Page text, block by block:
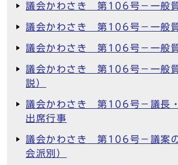
議会かわさき 第106号－一般
議会かわさき 第106号－一般
議会かわさき 第106号－一般
議会かわさき 第106号－一般
説）
議会かわさき 第106号－議長
出席行事
議会かわさき 第106号－議案
会派別）